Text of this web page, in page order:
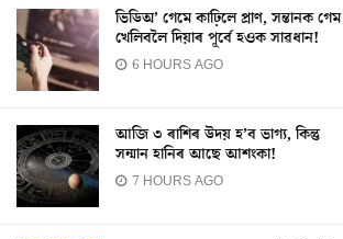
ভিডিঅ’ গেমে কাঢ়িলে প্ৰাণ, সন্তানক গেম
খেলিবলৈ দিয়াৰ পূৰ্বে হওক সাৱধান!
6 HOURS AGO
আজি ৩ ৰাশিৰ উদয় হ’ব ভাগ্য, কিন্তু
সন্মান হানিৰ আছে আশংকা!
7 HOURS AGO